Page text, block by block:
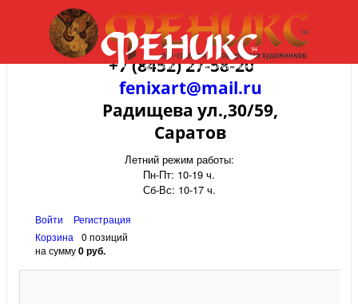
+7 (8452) 27-58-20
fenixart@mail.ru
Радищева ул.,30/59,
Саратов
Летний режим работы:
Пн-Пт: 10-19 ч.
Сб-Вс: 10-17 ч.
Войти
Регистрация
Корзина
0 позиций
на сумму0 руб.